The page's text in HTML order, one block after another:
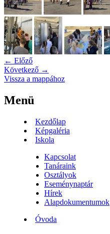
← Előző
Következő →
Vissza a mappához
Menü
Kezdőlap
Képgaléria
Iskola
Kapcsolat
Tanáraink
Osztályok
Eseménynaptár
Hírek
Alapdokumentumok
Óvoda